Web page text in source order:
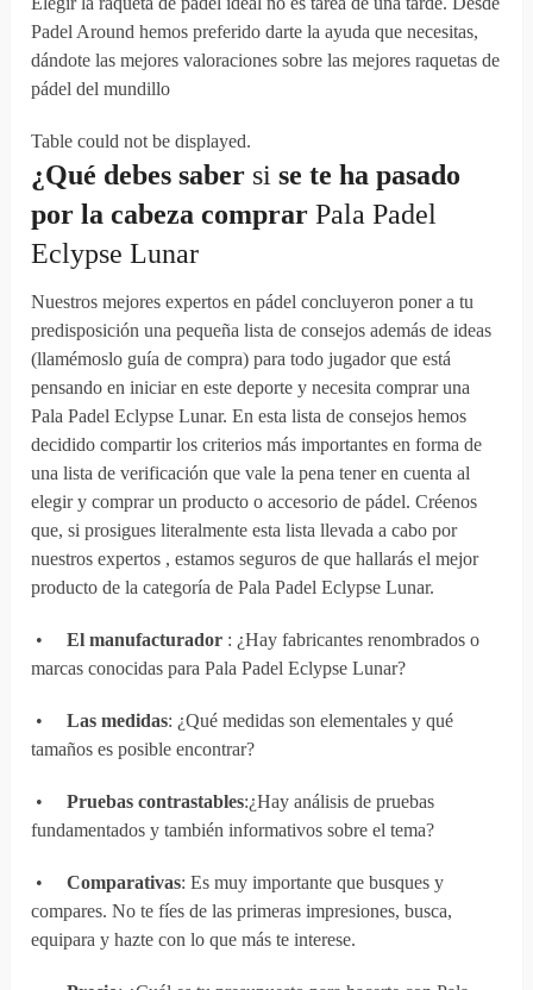
Padel Around hemos preferido darte la ayuda que necesitas,
dándote las mejores valoraciones sobre las mejores raquetas de
pádel del mundillo
Table could not be displayed.
¿Qué debessaber sise te ha pasado
por la cabeza comprar Pala Padel
Eclypse Lunar
Nuestros mejores expertos en pádel concluyeron poner a tu
predisposición una pequeña lista de consejos además de ideas
(llamémoslo guía de compra) para todo jugador que está
pensando en iniciar en este deporte y necesita comprar una
Pala Padel Eclypse Lunar. En esta lista de consejos hemos
decidido compartir los criterios más importantes en forma de
una lista de verificación que vale la pena tener en cuenta al
elegir y comprar un producto o accesorio de pádel. Créenos
que, si prosigues literalmente esta lista llevada a cabo por
nuestros expertos , estamos seguros de que hallarás el mejor
producto de la categoría de Pala Padel Eclypse Lunar.
•El manufacturador : ¿Hay fabricantes renombrados o
marcas conocidas para Pala Padel Eclypse Lunar?
•Las medidas: ¿Qué medidas son elementales y qué
tamaños es posible encontrar?
• Pruebas contrastables:¿Hay análisis de pruebas
fundamentados y también informativos sobre el tema?
•Comparativas: Es muy importante que busques y
compares. No te fíes de las primeras impresiones, busca,
equipara y hazte con lo que más te interese.